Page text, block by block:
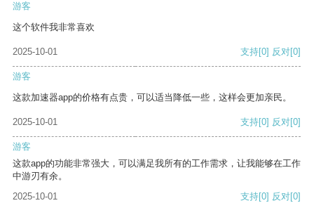
游客
这个软件我非常喜欢
2025-10-01 支持[0] 反对[0]
游客
这款加速器app的价格有点贵，可以适当降低一些，这样会更加亲民。
2025-10-01 支持[0] 反对[0]
游客
这款app的功能非常强大，可以满足我所有的工作需求，让我能够在工作
中游刃有余。
2025-10-01
支持[0] 反对[0]